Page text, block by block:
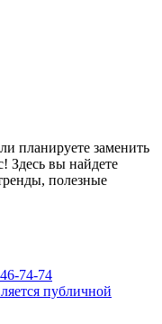
планируете заменить
Здесь вы найдете
полезные
74-74
публичной